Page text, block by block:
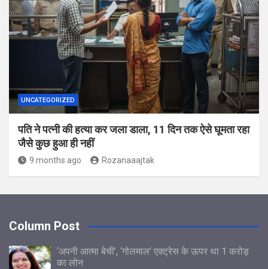
UNCATEGORIZED
पति ने पत्नी की हत्या कर जला डाला, 11 दिन तक ऐसे घूमता रहा
जैसे कुछ हुआ ही नहीं
9 months ago Rozanaaajtak
Column Post
‘अपनी आत्मा बेची’, ‘गोलमाल’ एक्ट्रेस के ऊपर था 1 करोड़
का लोन